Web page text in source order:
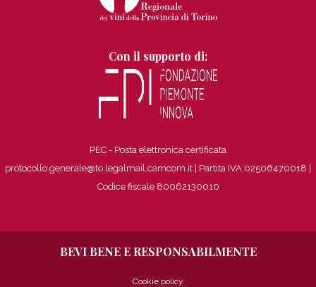
Con il supporto di:
PEC - Posta elettronica certificata
protocollo.generale@to.legalmail.camcom.it | Partita IVA 02506470018
Codice fiscale 80062130010
BEVI BENE E RESPONSABILMENTE
Cookie policy